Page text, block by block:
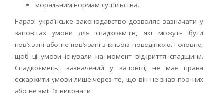
моральним нормам суспільства.
Наразі українське законодавство дозволяє зазначати у
заповітах умови для спадкоємців, які можуть бути
пов’язані або не пов’язані з їхньою поведінкою. Головне,
щоб ці умови існували на момент відкриття спадщини.
Спадкоємець, зазначений у заповіті, не має права
оскаржити умови лише через те, що він не знав про них
або не зміг їх виконати.